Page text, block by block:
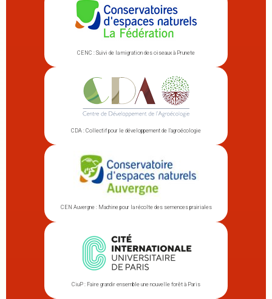
CENC : Suivi de la migration des oiseaux à Prunete
CDA : Collectif pour le développement de l’agroécologie
CEN Auvergne : Machine pour la récolte des semences prairiales
CiuP : Faire grandir ensemble une nouvelle forêt à Paris